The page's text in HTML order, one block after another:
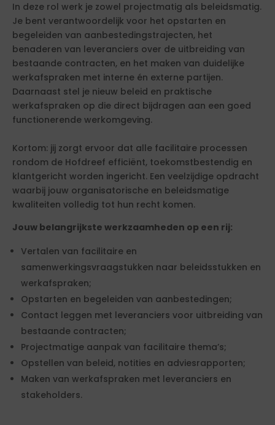
In deze rol werk je zowel projectmatig als beleidsmatig.
Je bent verantwoordelijk voor het opstarten en
begeleiden van aanbestedingstrajecten, het
benaderen van leveranciers over de uitbreiding van
bestaande contracten, en het maken van duidelijke
werkafspraken met interne én externe partijen.
Daarnaast stel je nieuw beleid en praktische
werkafspraken op die direct bijdragen aan een goed
functionerende werkomgeving.
Kortom: jij zorgt ervoor dat alle facilitaire processen
rondom de Hofdreef efficiënt, toekomstbestendig en
klantgericht worden ingericht. Een veelzijdige opdracht
waarbij jouw organisatorische en beleidsmatige
kwaliteiten volledig tot hun recht komen.
Jouw belangrijkste werkzaamheden op een rij:
Vertalen van facilitaire en
samenwerkingsvraagstukken naar beleidsstukken en
werkafspraken;
Opstarten en begeleiden van aanbestedingen;
Contact leggen met leveranciers voor uitbreiding van
bestaande contracten;
Projectmatige aanpak van facilitaire thema’s;
Opstellen van beleid, notities en adviesrapporten;
Maken van werkafspraken met leveranciers en
stakeholders.